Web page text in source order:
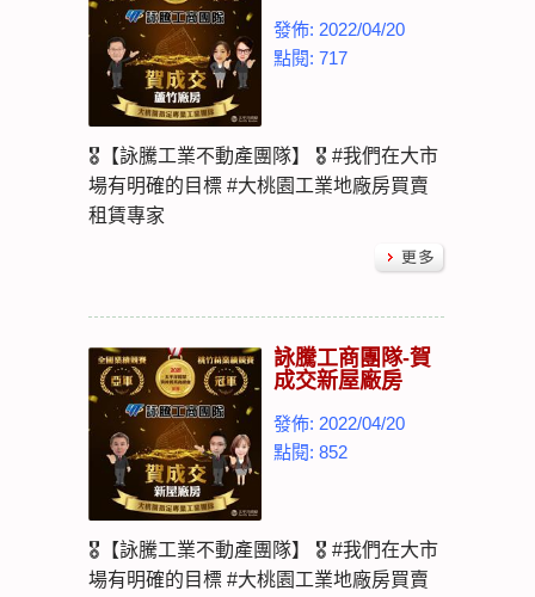
發佈: 2022/04/20
點閱: 717
🎖【詠騰工業不動產團隊】 🎖 #我們在大市
場有明確的目標 #大桃園工業地廠房買賣
租賃專家
詠騰工商團隊-賀
成交新屋廠房
發佈: 2022/04/20
點閱: 852
🎖【詠騰工業不動產團隊】 🎖 #我們在大市
場有明確的目標 #大桃園工業地廠房買賣